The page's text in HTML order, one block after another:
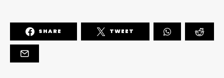
SHARE TWEET